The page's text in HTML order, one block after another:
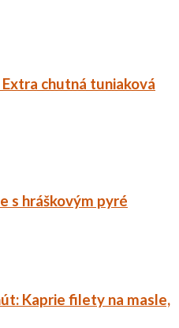
chutná tuniaková
s hráškovým pyré
Kaprie filety na masle,